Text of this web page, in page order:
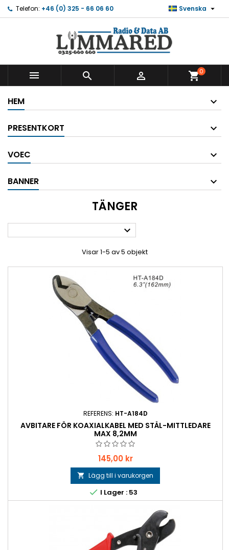
Telefon: +46 (0) 325 - 66 06 60 Svenska 
   shopping_cart0
HEM
PRESENTKORT
VOEC
BANNER
TÄNGER

Visar 1-5 av 5 objekt
REFERENS: HT-A184D
AVBITARE FÖR KOAXIALKABEL MED STÅL-MITTLEDARE
MAX 8,2MM
Pris
145,00 kr
 Lägg till i varukorgen
 I Lager : 53